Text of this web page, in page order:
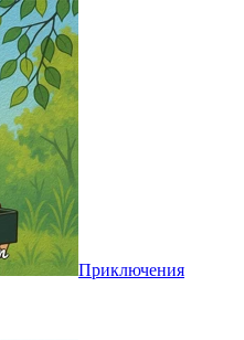
Приключения